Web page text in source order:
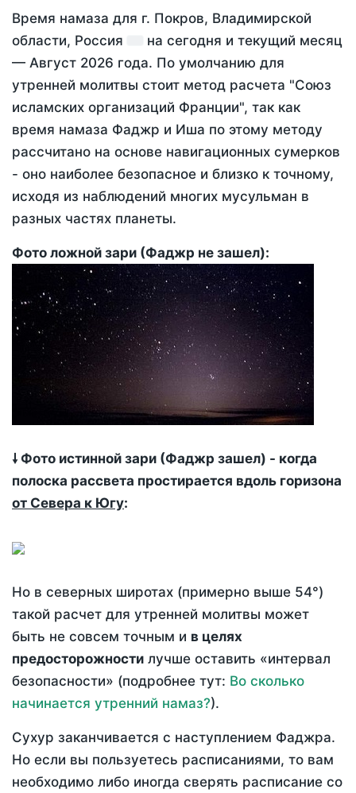
Время намаза для г. Покров, Владимирской
области, Россия
на сегодня и текущий месяц
— Август 2026 года. По умолчанию для
утренней молитвы стоит метод расчета "Союз
исламских организаций Франции", так как
время намаза Фаджр и Иша по этому методу
рассчитано на основе навигационных сумерков
- оно наиболее безопасное и близко к точному,
исходя из наблюдений многих мусульман в
разных частях планеты.
Фото ложной зари (Фаджр не зашел):
🠗 Фото истинной зари (Фаджр зашел) - когда
полоска рассвета простирается вдоль горизона
от Севера к Югу:
Но в северных широтах (примерно выше 54°)
такой расчет для утренней молитвы может
быть не совсем точным и в целях
предосторожности лучше оставить «интервал
безопасности» (подробнее тут: Во сколько
начинается утренний намаз?).
Сухур заканчивается с наступлением Фаджра.
Но если вы пользуетесь расписаниями, то вам
необходимо либо иногда сверять расписание со